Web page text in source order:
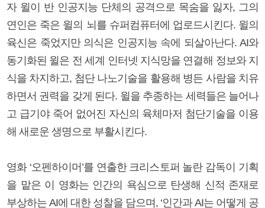
자 윌이 반 인공지능 단체의 공격으로 목숨을 잃자, 그의
연인은 죽은 윌의 뇌를 슈퍼컴퓨터에 업로드시킨다. 윌의
육신은 죽었지만 의식은 인공지능 속에 되살아난다. AI와
동기화된 윌은 전 세계 인터넷 지식망을 연결해 정보와 지
식을 차지하고, 첨단 나노기술을 활용해 병든 사람을 치유
하면서 권력을 갖게 된다. 윌을 추종하는 세력들은 늘어나
고 급기야 죽어 없어진 자신의 육체마저 첨단기술을 이용
해 새로운 생명으로 부활시킨다.
영화 ‘오펜하이머’를 연출한 크리스토퍼 놀란 감독이 기획
을 맡은 이 영화는 인간의 욕심으로 탄생해 신적 존재로
부상하는 AI에 대한 성찰을 담으며, ‘인간과 AI는 어떻게 공